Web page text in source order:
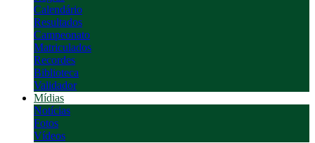
Calendário
Resultados
Campeonato
Matriculados
Recordes
Biblioteca
Validador
Mídias
Notícias
Fotos
Vídeos